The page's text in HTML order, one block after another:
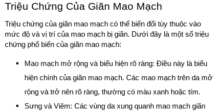
Triệu Chứng Của Giãn Mao Mạch
Triệu chứng của giãn mao mạch có thể biến đổi tùy thuộc vào
mức độ và vị trí của mao mạch bị giãn. Dưới đây là một số triệu
chứng phổ biến của giãn mao mạch:
Mao mạch mở rộng và biểu hiện rõ ràng: Điều này là biểu
hiện chính của giãn mao mạch. Các mao mạch trên da mở
rộng và trở nên rõ ràng, thường có màu xanh hoặc tím.
Sưng và Viêm: Các vùng da xung quanh mao mạch giãn